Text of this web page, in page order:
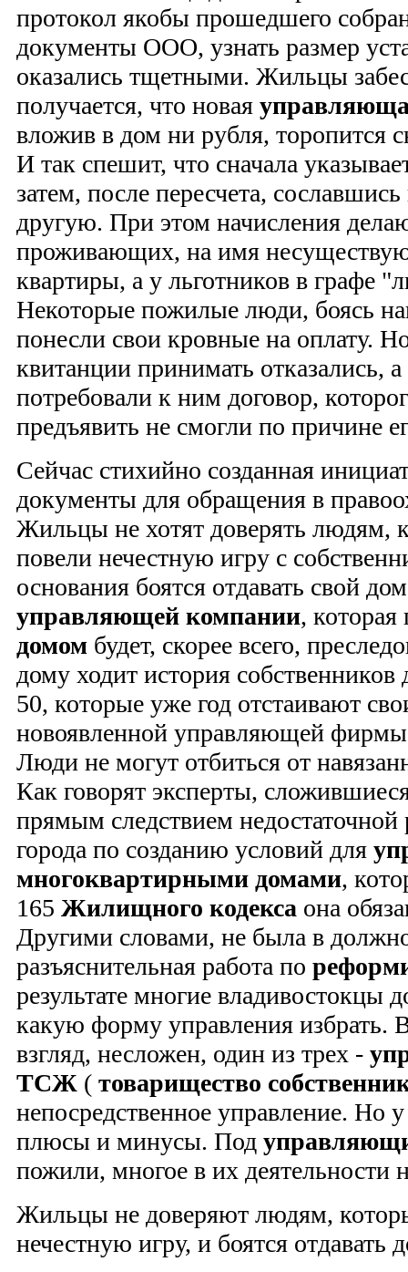
протокол якобы прошедшего
документы ООО, узнать размер
оказались тщетными. Жильцы
получается, что новая
вложив в дом ни рубля, торопится
И так спешит, что сначала
затем, после пересчета,
другую. При этом начисления
проживающих, на имя
квартиры, а у льготников в графе
Некоторые пожилые люди, боясь
понесли свои кровные на оплату.
квитанции принимать отказались,
потребовали к ним договор,
предъявить не смогли по причине
Сейчас стихийно созданная
документы для обращения в
Жильцы не хотят доверять людям,
повели нечестную игру с
основания боятся отдавать свой
управляющей компании,
домом будет, скорее всего,
дому ходит история
50, которые уже год отстаивают
новоявленной управляющей фирмы
Люди не могут отбиться от
Как говорят эксперты,
прямым следствием
города по созданию условий для
многоквартирными домами,
165 Жилищного кодекса она
Другими словами, не была в
разъяснительная работа по
результате многие владивостокцы
какую форму управления избрать.
взгляд, несложен, один из трех -
ТСЖ ( товарищество
непосредственное управление. Но
плюсы и минусы. Под
пожили, многое в их деятельности
Жильцы не доверяют людям,
нечестную игру, и боятся отдавать